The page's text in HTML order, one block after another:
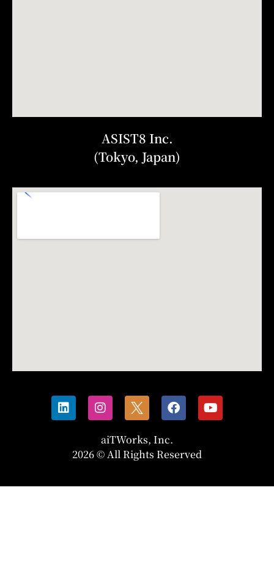
ASIST8 Inc.
(Tokyo, Japan)
aiTWorks, Inc.
2026 © All Rights Reserved